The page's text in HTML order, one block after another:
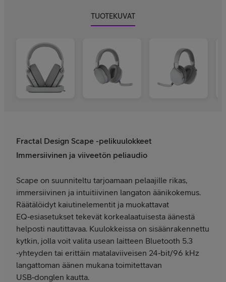
TUOTEKUVAT
Fractal Design Scape -pelikuulokkeet
Immersiivinen ja viiveetön peliaudio
Scape on suunniteltu tarjoamaan pelaajille rikas,
immersiivinen ja intuitiivinen langaton äänikokemus.
Räätälöidyt kaiutinelementit ja muokattavat
EQ‑esiasetukset tekevät korkealaatuisesta äänestä
helposti nautittavaa. Kuulokkeissa on sisäänrakennettu
kytkin, jolla voit valita usean laitteen Bluetooth 5.3
‑yhteyden tai erittäin matalaviiveisen 24‑bit/96 kHz
langattoman äänen mukana toimitettavan
USB‑donglen kautta.